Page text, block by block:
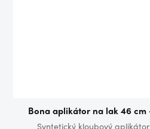
Bona aplikátor na lak 46
Syntetický kloubový